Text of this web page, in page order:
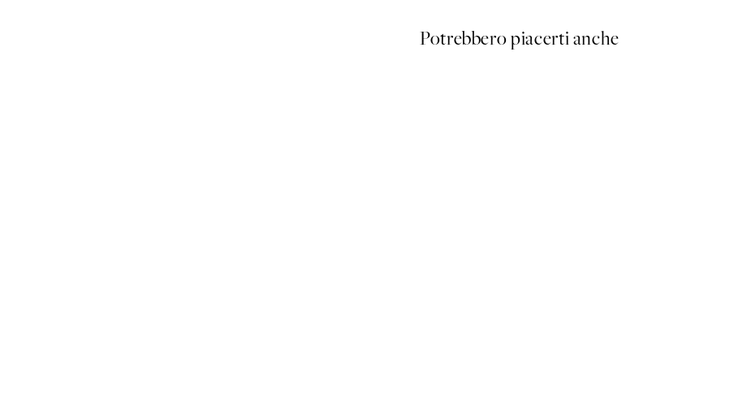
Potrebbero piacerti anche